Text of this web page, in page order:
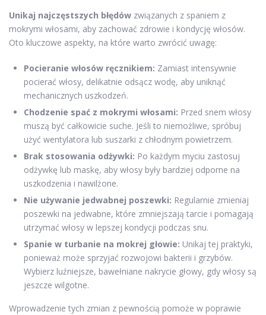
Unikaj najczęstszych błędów związanych z spaniem z
mokrymi włosami, aby zachować zdrowie i kondycję włosów.
Oto kluczowe aspekty, na które warto zwrócić uwagę:
Pocieranie włosów ręcznikiem: Zamiast intensywnie
pocierać włosy, delikatnie odsącz wodę, aby uniknąć
mechanicznych uszkodzeń.
Chodzenie spać z mokrymi włosami: Przed snem włosy
muszą być całkowicie suche. Jeśli to niemożliwe, spróbuj
użyć wentylatora lub suszarki z chłodnym powietrzem.
Brak stosowania odżywki: Po każdym myciu zastosuj
odżywkę lub maskę, aby włosy były bardziej odporne na
uszkodzenia i nawilżone.
Nie używanie jedwabnej poszewki: Regularnie zmieniaj
poszewki na jedwabne, które zmniejszają tarcie i pomagają
utrzymać włosy w lepszej kondycji podczas snu.
Spanie w turbanie na mokrej głowie: Unikaj tej praktyki,
ponieważ może sprzyjać rozwojowi bakterii i grzybów.
Wybierz luźniejsze, bawełniane nakrycie głowy, gdy włosy są
jeszcze wilgotne.
Wprowadzenie tych zmian z pewnością pomoże w poprawie